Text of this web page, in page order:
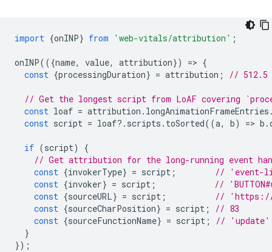
import {onINP} from 'web-vitals/attribution' ;
onINP(({name, value, attribution}) => {
const {processingDuration} = attribution ; // 512.5
// Get the longest script from LoAF covering
const loaf = attribution . longAnimationFrameEntries
const script = loaf? . scripts . toSorted((a, b) => b .
if (script)
{
// Get attribution for the long-running event
const {invokerType} = script ;
// 'event-
const {invoker} = script ;
//
const {sourceURL} = script ;
// 'https://
const {sourceCharPosition} = script ;
// 83
const {sourceFunctionName} = script ;
// 'update'
}
});